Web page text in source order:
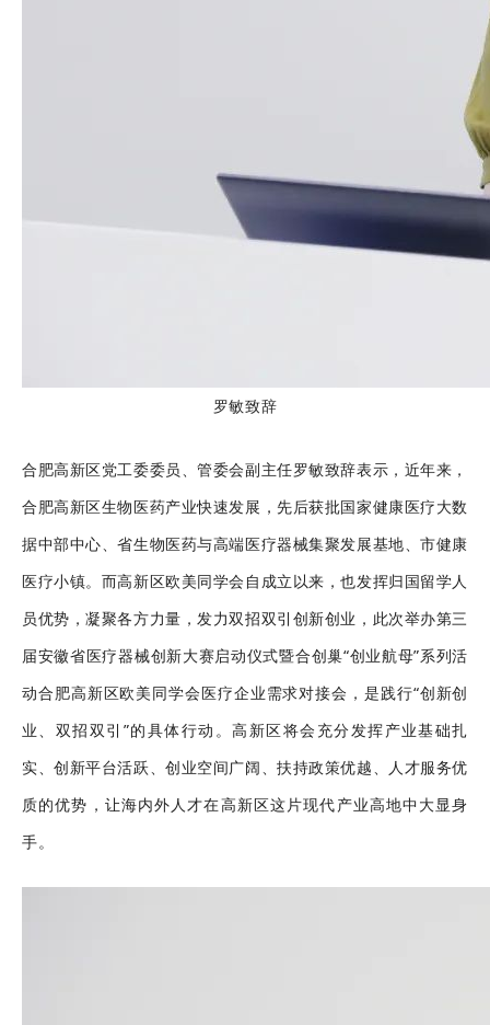
罗敏致辞
合肥高新区党工委委员、管委会副主任罗敏致辞表示，近年来，
合肥高新区生物医药产业快速发展，先后获批国家健康医疗大数
据中部中心、省生物医药与高端医疗器械集聚发展基地、市健康
医疗小镇。而高新区欧美同学会自成立以来，也发挥归国留学人
员优势，凝聚各方力量，发力双招双引创新创业，此次举办第三
届安徽省医疗器械创新大赛启动仪式暨合创巢“创业航母”系列活
动合肥高新区欧美同学会医疗企业需求对接会，是践行“创新创
业、双招双引”的具体行动。高新区将会充分发挥产业基础扎
实、创新平台活跃、创业空间广阔、扶持政策优越、人才服务优
质的优势，让海内外人才在高新区这片现代产业高地中大显身
手。